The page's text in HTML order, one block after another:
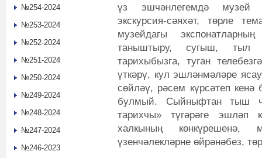
үз эшчәнлегемдә музей
экскурсия-сәяхәт, төрле
музейдагы
таныштыру, сугыш, тыл
тарихыбызга, туган
үткәрү, кул эшләнмәләре
сөйләү, рәсем күрсәтеп
булмый. Сыйныфтан тыш
тарихчы» түгәрәге эшләп
халкының
үзенчәлекләрне өйрәнәбез,
№254-2024
№253-2024
№252-2024
№251-2024
№250-2024
№249-2024
№248-2024
№247-2024
№246-2023